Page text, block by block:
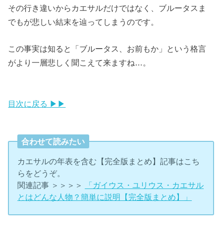
その行き違いからカエサルだけではなく、ブルータスま
でもが悲しい結末を辿ってしまうのです。
この事実は知ると「ブルータス、お前もか」という格言
がより一層悲しく聞こえて来ますね…。
目次に戻る ▶▶
合わせて読みたい
カエサルの年表を含む【完全版まとめ】記事はこち
らをどうぞ。
関連記事 ＞＞＞＞
「ガイウス・ユリウス・カエサル
とはどんな人物？簡単に説明【完全版まとめ】」